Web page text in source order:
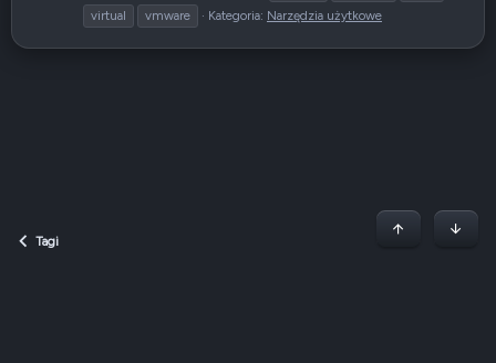
virtual
vmware Kategoria: Narzędzia użytkowe
Tagi PoczątekDół